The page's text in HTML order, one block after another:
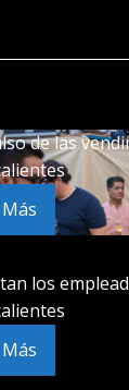
de las
los